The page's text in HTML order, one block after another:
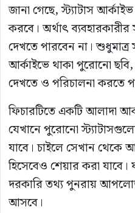
জানা গেছে, স্ট্যাটাস
করবে। অর্থাৎ
দেখতে পারবেন না। শুধুমাত্র
আর্কাইভে থাকা পুরোনো ছবি,
দেখতে ও পরিচালনা করতে
ফিচারটিতে একটি আলাদা
যেখানে পুরোনো
যাবে। চাইলে সেখান থেকে
হিসেবেও শেয়ার করা যাবে।
দরকারি তথ্য পুনরায়
আসবে।